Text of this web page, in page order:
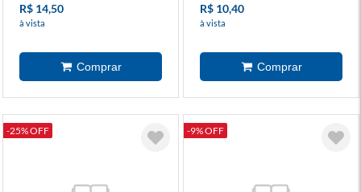
R$ 14,50
à vista
R$ 10,40
à vista
-25% OFF -9% OFF